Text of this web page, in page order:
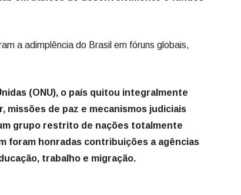
a adimplência do Brasil em fóruns globais,
(ONU), o país quitou integralmente
missões de paz e mecanismos judiciais
grupo restrito de nações totalmente
foram honradas contribuições a agências
trabalho e migração.